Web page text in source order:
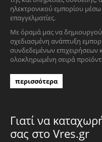
ηλεκτρονικού εμπορίου μέσω
επαγγελματίες.
Με όραμά μας να
σχεδιασμένη ανάπτυξη
συνδεδεμένων
ολοκληρωμένη σειρά
περισσότερα
Γιατί να
σας στο Vres.gr